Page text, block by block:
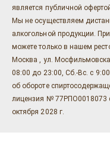
является публичной
Мы не осуществляем
алкогольной продукции.
можете только в нашем
Москва , ул.
08:00 до 23:00, Сб.-Вс. с
об обороте
лицензия № 77РПО0018073
октября 2028 г.